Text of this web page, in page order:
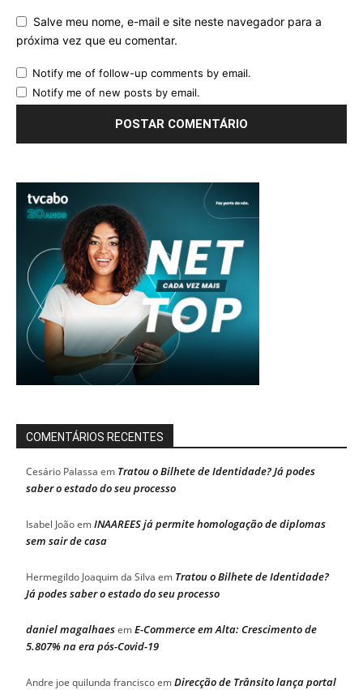
Salve meu nome, e-mail e site neste navegador para a
próxima vez que eu comentar.
Notify me of follow-up comments by email.
Notify me of new posts by email.
COMENTÁRIOS RECENTES
Cesário Palassa em Tratou o Bilhete de Identidade? Já podes
saber o estado do seu processo
Isabel JoãoemINAAREES já permite homologação de diplomas
sem sair de casa
Hermegildo Joaquim da Silva em Tratou o Bilhete de Identidade?
Já podes saber o estado do seu processo
daniel magalhaesemE-Commerce em Alta: Crescimento de
5.807% na era pós-Covid-19
Andre joe quilunda franciscoemDirecção de Trânsito lança portal